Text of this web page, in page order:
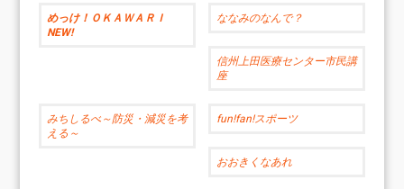
めっけ！ＯＫＡＷＡＲＩ
NEW!
ななみのなんで？
信州上田医療センター市民講
座
みちしるべ～防災・減災を考
える～
fun!fan!スポーツ
おおきくなあれ